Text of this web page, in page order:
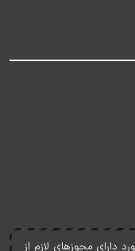
دارای مجوزهای لازم از